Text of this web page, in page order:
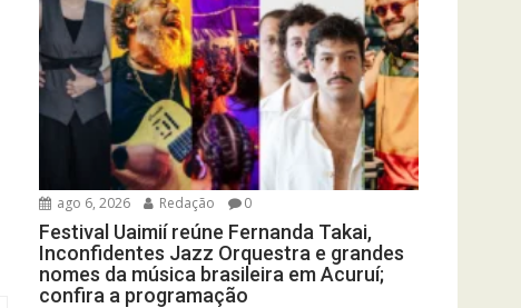
ago 6, 2026 Redação 0
Festival Uaimií reúne Fernanda Takai,
Inconfidentes Jazz Orquestra e grandes
nomes da música brasileira em Acuruí;
confira a programação